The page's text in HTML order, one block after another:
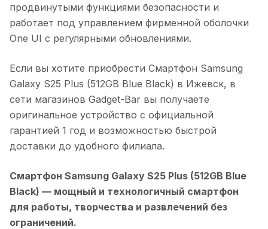
продвинутыми функциями безопасности и
работает под управлением фирменной оболочки
One UI с регулярными обновлениями.
Если вы хотите приобрести Смартфон Samsung
Galaxy S25 Plus (512GB Blue Black) в Ижевск, в
сети магазинов Gadget-Bar вы получаете
оригинальное устройство с официальной
гарантией 1 год и возможностью быстрой
доставки до удобного филиала.
Смартфон Samsung Galaxy S25 Plus (512GB Blue
Black) — мощный и технологичный смартфон
для работы, творчества и развлечений без
ограничений.